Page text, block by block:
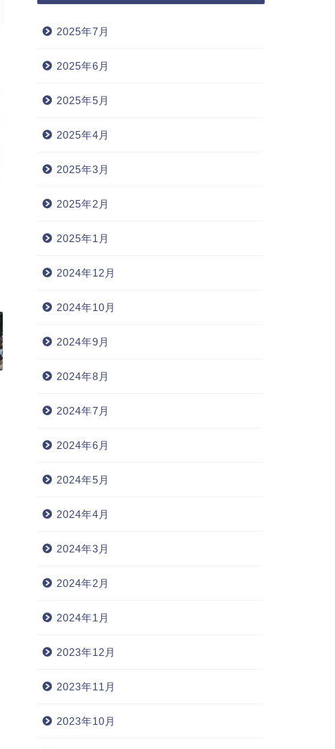
患者様
2025年7月
2025年6月
2025年5月
2025年4月
2025年3月
2025年2月
2025年1月
2024年12月
2024年10月
2024年9月
2024年8月
2024年7月
2024年6月
2024年5月
2024年4月
2024年3月
2024年2月
2024年1月
2023年12月
2023年11月
2023年10月